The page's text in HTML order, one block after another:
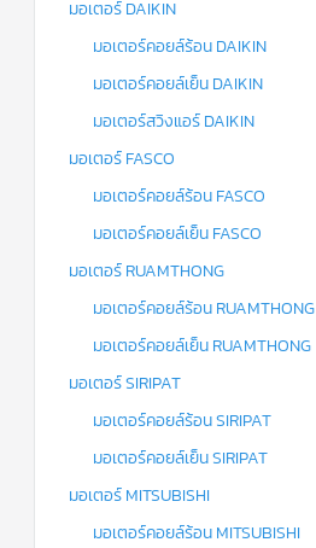
มอเตอร์ DAIKIN
มอเตอร์คอยล์ร้อน DAIKIN
มอเตอร์คอยล์เย็น DAIKIN
มอเตอร์สวิงแอร์ DAIKIN
มอเตอร์ FASCO
มอเตอร์คอยล์ร้อน FASCO
มอเตอร์คอยล์เย็น FASCO
มอเตอร์ RUAMTHONG
มอเตอร์คอยล์ร้อน RUAMTHONG
มอเตอร์คอยล์เย็น RUAMTHONG
มอเตอร์ SIRIPAT
มอเตอร์คอยล์ร้อน SIRIPAT
มอเตอร์คอยล์เย็น SIRIPAT
มอเตอร์ MITSUBISHI
มอเตอร์คอยล์ร้อน MITSUBISHI